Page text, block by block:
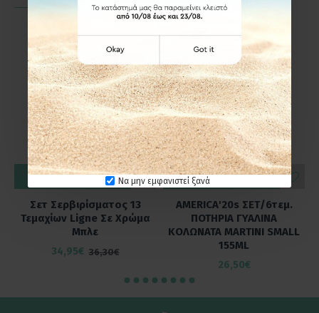
Να μην εμφανιστεί ξανά
-4 %
Σετ Σερβιρίσματος 13
Τεμαχίων Ligne Σε Χρώμα
Μπλε
34,95€ 36,30€
ΚΑΛΆΘΙ
AMERICA'20s ΣΕΤ/6τεμ.
ΠΟΤΗΡΙΑ ΓΥΑΛΙΝΑ
ΚΟΛΩΝΑΤΑ MARTINI SMALL
155ML
26,50€
ΚΑΛΆΘΙ